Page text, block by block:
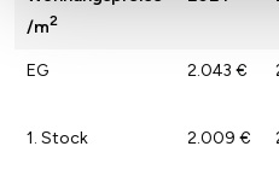
/m2
EG 2.043 €
1. Stock 2.009 €